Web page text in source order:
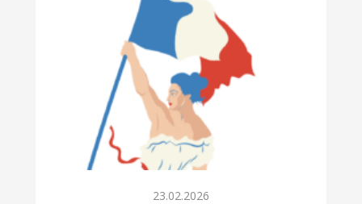
23.02.2026